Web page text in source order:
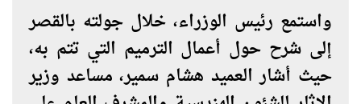
واستمع رئيس الوزراء، خلال جولته بالقصر
إلى شرح حول أعمال الترميم التي تتم به،
حيث أشار العميد هشام سمير، مساعد وزير